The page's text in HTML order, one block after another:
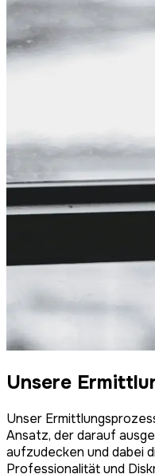
Unsere
Unser
Ansatz, der darauf
aufzudecken und dabei
Professionalität und